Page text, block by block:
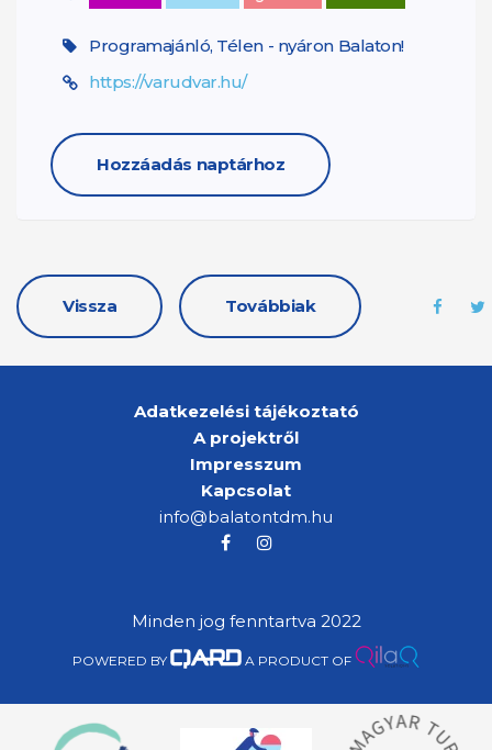
Programajánló, Télen - nyáron Balaton!
https://varudvar.hu/
Hozzáadás naptárhoz
Vissza Továbbiak
Adatkezelési tájékoztató
A projektről
Impresszum
Kapcsolat
info@balatontdm.hu
Minden jog fenntartva 2022
POWERED BY A PRODUCT OF